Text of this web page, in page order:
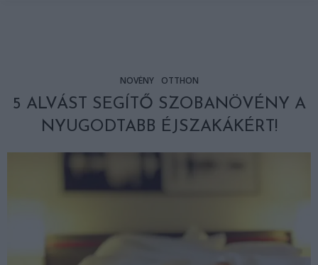
NÖVÉNY OTTHON
5 ALVÁST SEGÍTŐ SZOBANÖVÉNY A
NYUGODTABB ÉJSZAKÁKÉRT!